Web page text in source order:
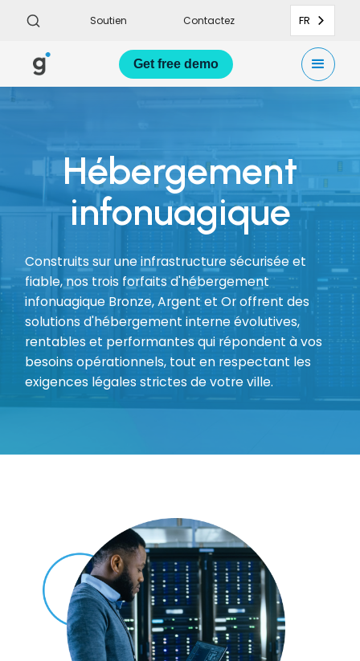
Soutien Contactez FR
Get free demo
Hébergement
infonuagique
Construits sur une infrastructure sécurisée et
fiable, nos trois forfaits d'hébergement
infonuagique Bronze, Argent et Or offrent des
solutions d'hébergement interne évolutives,
rentables et performantes qui répondent à vos
besoins opérationnels, tout en respectant les
exigences légales strictes de votre ville.